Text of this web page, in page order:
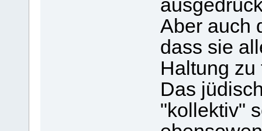
Aber auch
dass sie
Haltung zu
Das
"kollektiv"